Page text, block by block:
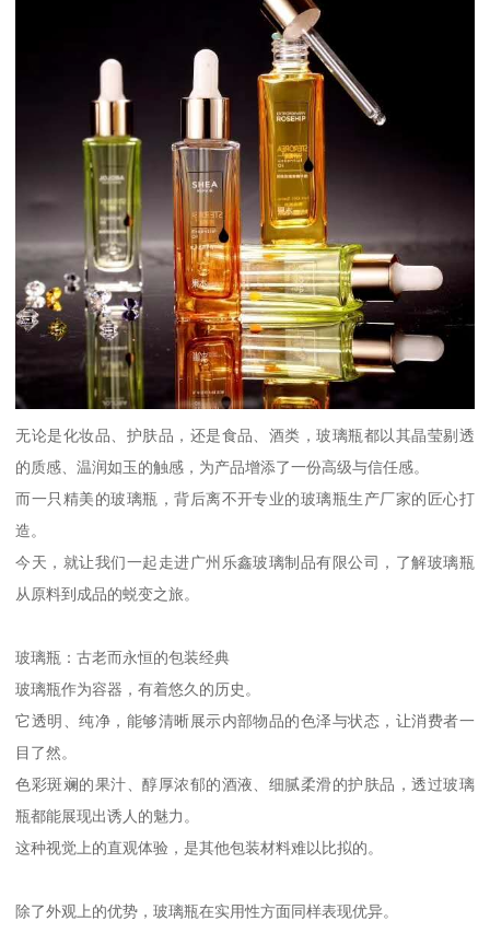
无论是化妆品、护肤品，还是食品、酒类，玻璃瓶都以其晶莹剔透
的质感、温润如玉的触感，为产品增添了一份高级与信任感。
而一只精美的玻璃瓶，背后离不开专业的玻璃瓶生产厂家的匠心打
造。
今天，就让我们一起走进广州乐鑫玻璃制品有限公司，了解玻璃瓶
从原料到成品的蜕变之旅。
玻璃瓶：古老而永恒的包装经典
玻璃瓶作为容器，有着悠久的历史。
它透明、纯净，能够清晰展示内部物品的色泽与状态，让消费者一
目了然。
色彩斑斓的果汁、醇厚浓郁的酒液、细腻柔滑的护肤品，透过玻璃
瓶都能展现出诱人的魅力。
这种视觉上的直观体验，是其他包装材料难以比拟的。
除了外观上的优势，玻璃瓶在实用性方面同样表现优异。